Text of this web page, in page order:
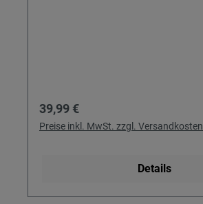
Regulärer Preis:
39,99 €
Preise inkl. MwSt. zzgl. Versandkosten
Details